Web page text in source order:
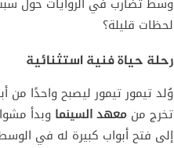
لحظات قليلة؟
رحلة حياة فنية استثنائية
وُلد تيمور تيمور ليصبح واحدًا من
تخرج من معهد السينما وبدأ
إلى فتح أبواب كبيرة له في